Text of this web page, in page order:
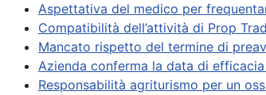
Aspettativa del medico per
Compatibilità dell’attività di Prop
Mancato rispetto del termine di
Azienda conferma la data di
Responsabilità agriturismo per un